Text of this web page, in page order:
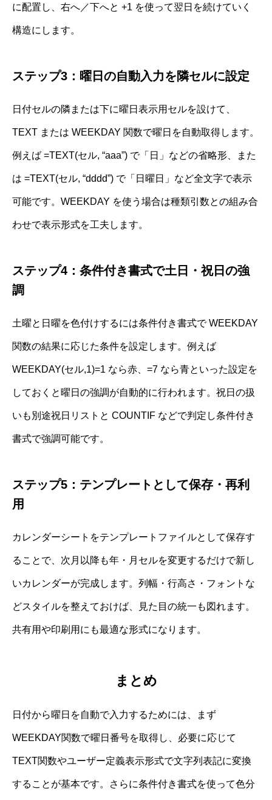
に配置し、右へ／下へと +1 を使って翌日を続けていく
構造にします。
ステップ3：曜日の自動入力を隣セルに設定
日付セルの隣または下に曜日表示用セルを設けて、
TEXT または WEEKDAY 関数で曜日を自動取得します。
例えば =TEXT(セル, “aaa”) で「日」などの省略形、また
は =TEXT(セル, “dddd”) で「日曜日」など全文字で表示
可能です。WEEKDAY を使う場合は種類引数との組み合
わせで表示形式を工夫します。
ステップ4：条件付き書式で土日・祝日の強
調
土曜と日曜を色付けするには条件付き書式で WEEKDAY
関数の結果に応じた条件を設定します。例えば
WEEKDAY(セル,1)=1 なら赤、=7 なら青といった設定を
しておくと曜日の強調が自動的に行われます。祝日の扱
いも別途祝日リストと COUNTIF などで判定し条件付き
書式で強調可能です。
ステップ5：テンプレートとして保存・再利
用
カレンダーシートをテンプレートファイルとして保存す
ることで、次月以降も年・月セルを変更するだけで新し
いカレンダーが完成します。列幅・行高さ・フォントな
どスタイルを整えておけば、見た目の統一も図れます。
共有用や印刷用にも最適な形式になります。
まとめ
日付から曜日を自動で入力するためには、まず
WEEKDAY関数で曜日番号を取得し、必要に応じて
TEXT関数やユーザー定義表示形式で文字列表記に変換
することが基本です。さらに条件付き書式を使って色分